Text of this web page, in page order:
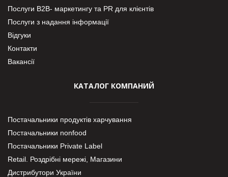
Послуги В2В- маркетингу та PR для клієнтів
Послуги з надання інформації
Відгуки
Контакти
Вакансії
КАТАЛОГ КОМПАНИЙ
Постачальники продуктів харчування
Постачальники nonfood
Постачальники Private Label
Retail. Роздрібні мережі, Магазини
Дистрибутори України